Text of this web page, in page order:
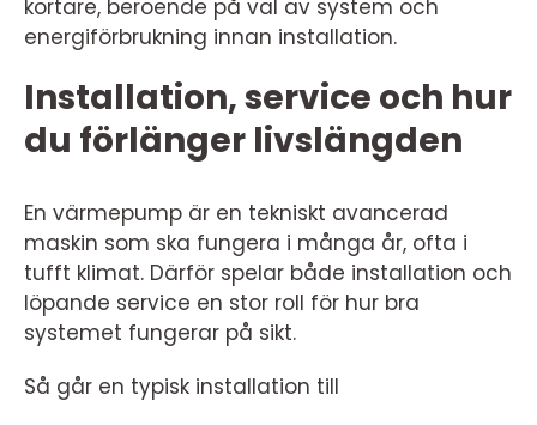
kortare, beroende på val av system och
energiförbrukning innan installation.
Installation, service och hur
du förlänger livslängden
En värmepump är en tekniskt avancerad
maskin som ska fungera i många år, ofta i
tufft klimat. Därför spelar både installation och
löpande service en stor roll för hur bra
systemet fungerar på sikt.
Så går en typisk installation till